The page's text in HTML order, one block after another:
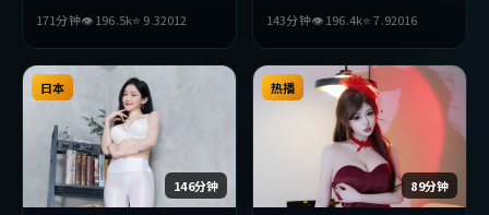
等主演。影片在叙事与视听上力
求突破，探讨人性与抉择，节奏
张弛有度，适合喜欢该类型的观
众完整观看。
171分钟👁196.5k⭐ 9.32012
演。影片在叙事与视听上力求突
破，探讨人性与抉择，节奏张弛
有度，适合喜欢该类型的观众完
整观看。
143分钟👁196.4k⭐7.92016
146分钟
日本
89分钟
热播